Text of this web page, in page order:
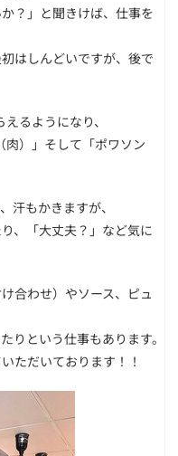
？」と聞きけば、仕事を
はしんどいですが、後で
るようになり、
肉）」そして「ポワソン
汗もかきますが、
、「大丈夫？」など気に
合わせ）やソース、ピュ
りという仕事もあります。
ただいております！！